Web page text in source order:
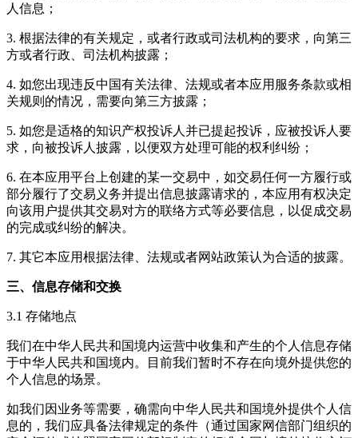
人信息；
3. 根据法律的有关规定，或者行政或司法机构的要求，向第三
方或者行政、司法机构披露；
4. 如您出现违反中国有关法律、法规或者本应用服务条款或相
关规则的情况，需要向第三方披露；
5. 如您是适格的知识产权投诉人并已提起投诉，应被投诉人要
求，向被投诉人披露，以便双方处理可能的权利纠纷；
6. 在本应用平台上创建的某一交易中，如交易任何一方履行或
部分履行了交易义务并提出信息披露请求的，本应用有权决定
向该用户提供其交易对方的联络方式等必要信息，以促成交易
的完成或纠纷的解决。
7. 其它本应用根据法律、法规或者网站政策认为合适的披露。
三、信息存储和交换
3.1 存储地点
我们在中华人民共和国境内运营中收集和产生的个人信息存储
于中华人民共和国境内。目前我们暂时不存在向境外提供您的
个人信息的场景。
如我们因业务等需要，确需向中华人民共和国境外提供个人信
息的，我们应具备法律规定的条件（通过国家网信部门组织的